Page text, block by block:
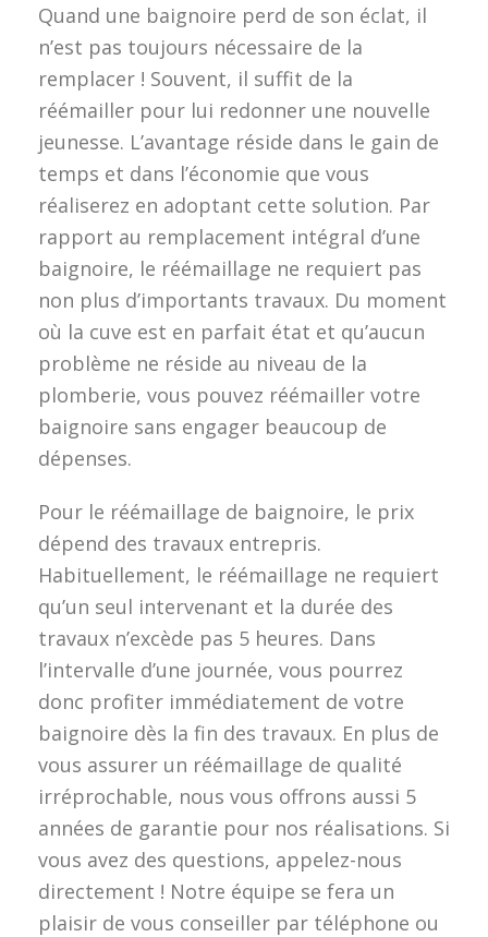
Quand une baignoire perd de son éclat, il
n’est pas toujours nécessaire de la
remplacer ! Souvent, il suffit de la
réémailler pour lui redonner une nouvelle
jeunesse. L’avantage réside dans le gain de
temps et dans l’économie que vous
réaliserez en adoptant cette solution. Par
rapport au remplacement intégral d’une
baignoire, le réémaillage ne requiert pas
non plus d’importants travaux. Du moment
où la cuve est en parfait état et qu’aucun
problème ne réside au niveau de la
plomberie, vous pouvez réémailler votre
baignoire sans engager beaucoup de
dépenses.
Pour le réémaillage de baignoire, le prix
dépend des travaux entrepris.
Habituellement, le réémaillage ne requiert
qu’un seul intervenant et la durée des
travaux n’excède pas 5 heures. Dans
l’intervalle d’une journée, vous pourrez
donc profiter immédiatement de votre
baignoire dès la fin des travaux. En plus de
vous assurer un réémaillage de qualité
irréprochable, nous vous offrons aussi 5
années de garantie pour nos réalisations. Si
vous avez des questions, appelez-nous
directement ! Notre équipe se fera un
plaisir de vous conseiller par téléphone ou